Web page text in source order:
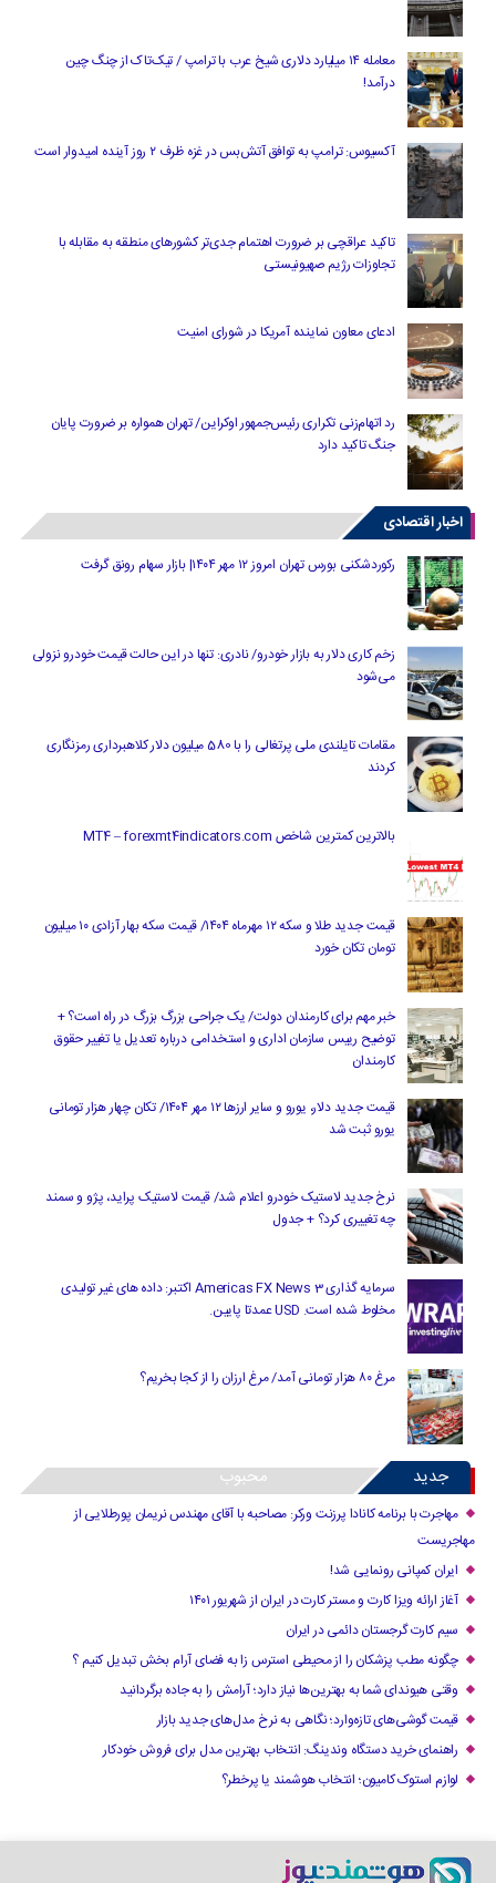
معامله ۱۴ میلیارد دلاری شیخ عرب با ترامپ / تیک‌تاک از چنگ چین
درآمد!
آکسیوس: ترامپ به توافق آتش‌بس در غزه ظرف ۲ روز آینده امیدوار است
تاکید عراقچی بر ضرورت اهتمام جدی‌تر کشورهای منطقه به مقابله با
تجاوزات رژیم صهیونیستی
ادعای معاون نماینده آمریکا در شورای امنیت
رد اتهام‌زنی تکراری رئیس‌جمهور اوکراین/ تهران همواره بر ضرورت پایان
جنگ تاکید دارد
اخبار اقتصادی
رکوردشکنی بورس تهران امروز ۱۲ مهر ۱۴۰۴| بازار سهام رونق گرفت
زخم کاری دلار به بازار خودرو/ نادری: تنها در این حالت قیمت خودرو نزولی
می‌شود
مقامات تایلندی ملی پرتغالی را با 580 میلیون دلار کلاهبرداری رمزنگاری
کردند
بالاترین کمترین شاخص MT4 – forexmt4indicators.com
قیمت جدید طلا و سکه ۱۲ مهرماه ۱۴۰۴/ قیمت سکه بهار آزادی ۱۰ میلیون
تومان تکان خورد
خبر مهم برای کارمندان دولت/ یک جراحی بزرگ بزرگ در راه است؟ +
توضیح رییس سازمان اداری و استخدامی درباره تعدیل یا تغییر حقوق
کارمندان
قیمت جدید دلار، یورو و سایر ارزها ۱۲ مهر ۱۴۰۴/ تکان چهار هزار تومانی
یورو ثبت شد
نرخ جدید لاستیک خودرو اعلام شد/ قیمت لاستیک پراید، پژو و سمند
چه تغییری کرد؟ + جدول
سرمایه گذاری Americas FX News 3 اکتبر: داده های غیر تولیدی
مخلوط شده است. USD عمدتا پایین.
مرغ ۸۰ هزار تومانی آمد/ مرغ ارزان را از کجا بخریم؟
جدید محبوب
مهاجرت با برنامه کانادا پرزنت ورکر: مصاحبه با آقای مهندس نریمان پورطلایی از
مهاجریست
ایران کمپانی رونمایی شد!
آغاز ارائه ویزا کارت و مستر کارت در ایران از شهریور ۱۴۰۱
سیم کارت گرجستان دائمی در ایران
چگونه مطب پزشکان را از محیطی استرس زا به فضای آرام بخش تبدیل کنیم ؟
وقتی هیوندای شما به بهترین‌ها نیاز دارد؛ آرامش را به جاده برگردانید
قیمت گوشی‌های تازه‌وارد؛ نگاهی به نرخ مدل‌های جدید بازار
راهنمای خرید دستگاه وندینگ: انتخاب بهترین مدل برای فروش خودکار
لوازم استوک کامیون؛ انتخاب هوشمند یا پرخطر؟